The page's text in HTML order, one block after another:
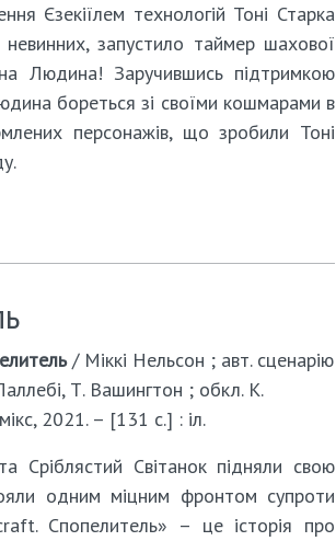
Єзекіїлем технологій Тоні Старка
запустило таймер шахової
Людина! Заручившись підтримкою
бореться зі своїми кошмарами в
персонажів, що зробили Тоні
/ Міккі Нельсон ; авт. сценарію
Т. Вашингтон ; обкл. К.
2021. – [131 с.] : іл.
Світанок підняли свою
одним міцним фронтом супроти
Спопелитель» – це історія про